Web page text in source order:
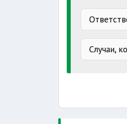
Случаи,